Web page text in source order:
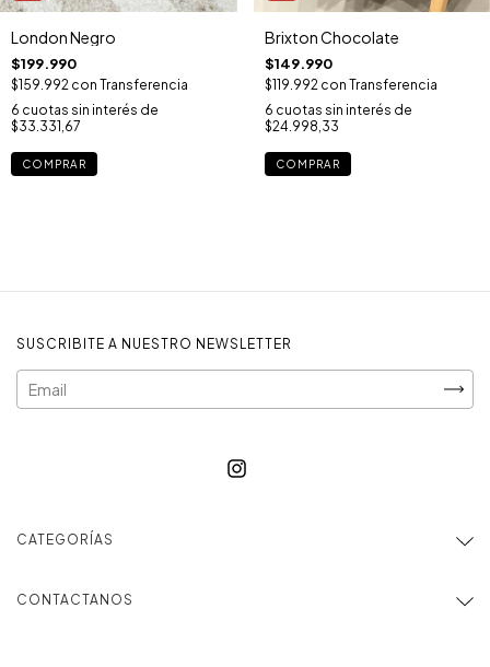
London Negro
$199.990
$159.992 con Transferencia
6 cuotas sin interés de
$33.331,67
COMPRAR
Brixton Chocolate
$149.990
$119.992 con Transferencia
6 cuotas sin interés de
$24.998,33
COMPRAR
SUSCRIBITE A NUESTRO NEWSLETTER
CATEGORÍAS
CONTACTANOS